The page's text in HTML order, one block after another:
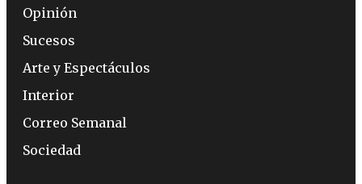
Opinión
Sucesos
Arte y Espectáculos
Interior
Correo Semanal
Sociedad